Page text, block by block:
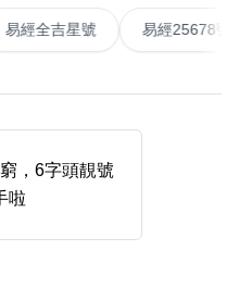
9字頭 6字頭
無4字
全吉星(全號)
易經全吉星號 易經
，6字頭靚號
啦